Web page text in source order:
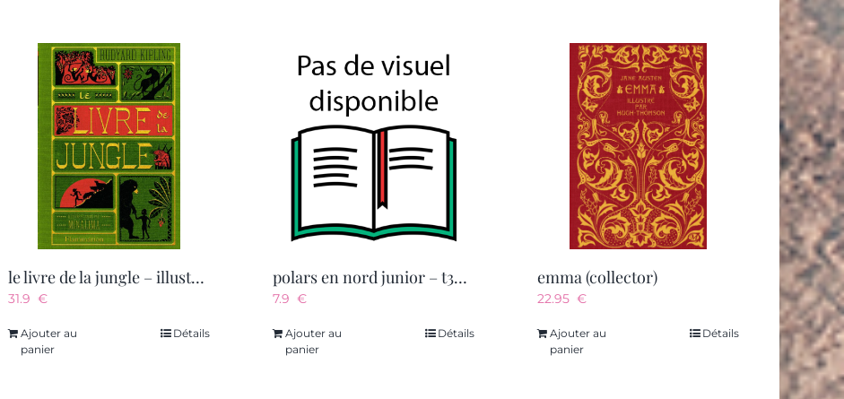
le livre de la jungle – illustre et anime par minalima
31.9 €
Ajouter au
panier
Détails
polars en nord junior – t36 – le voleur du carnaval – enquete a dunkerque
7.9 €
Ajouter au
panier
Détails
emma (collector)
22.95 €
Ajouter au
panier
Détails